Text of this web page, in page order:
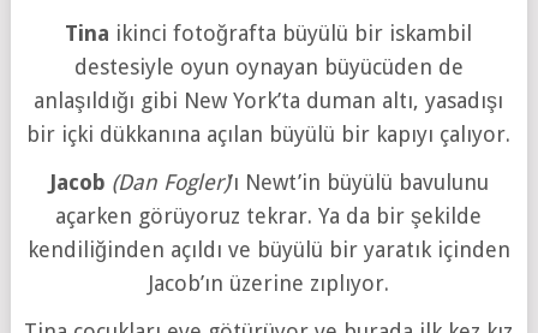
Tina ikinci fotoğrafta büyülü bir iskambil
destesiyle oyun oynayan büyücüden de
anlaşıldığı gibi New York’ta duman altı, yasadışı
bir içki dükkanına açılan büyülü bir kapıyı çalıyor.
Jacob (Dan Fogler)’ı Newt’in büyülü bavulunu
açarken görüyoruz tekrar. Ya da bir şekilde
kendiliğinden açıldı ve büyülü bir yaratık içinden
Jacob’ın üzerine zıplıyor.